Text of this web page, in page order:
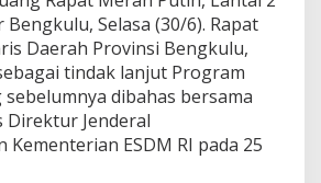
Selasa (30/6). Rapat
Daerah Provinsi Bengkulu,
tindak lanjut Program
sebelumnya dibahas bersama
Direktur Jenderal
ESDM RI pada 25